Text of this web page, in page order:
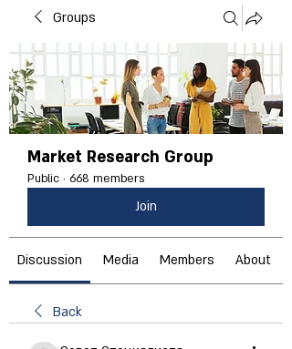
Groups
Market Research Group
Public · 668 members
Join
Discussion Media Members About
Back